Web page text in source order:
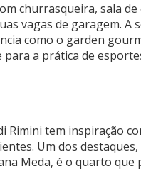
churrasqueira, sala
vagas de garagem. A
como o garden
a prática de
Rimini tem inspiração
Um dos
Meda, é o quarto que